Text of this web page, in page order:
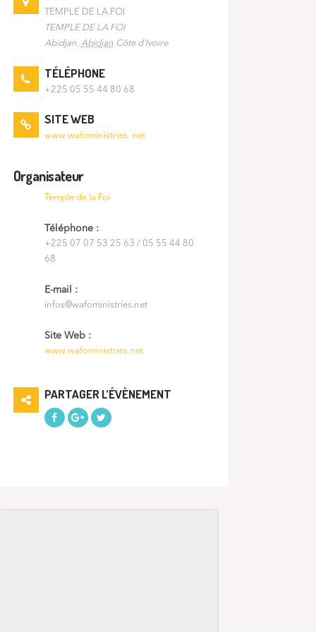
TEMPLE DE LA FOI
TEMPLE DE LA FOI
Abidjan, Abidjan Côte d'Ivoire
TÉLÉPHONE
+225 05 55 44 80 68
SITE WEB
www.wafoministries. net
Organisateur
Temple de la Foi
Téléphone :
+225 07 07 53 25 63 / 05 55 44 80
68
E-mail :
infos@wafoministries.net
Site Web :
www.wafoministries.net
PARTAGER L’ÉVÈNEMENT